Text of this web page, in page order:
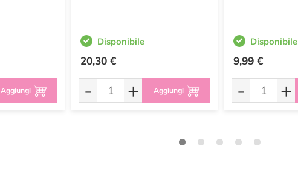
Aggiungi
Disponibile
20,30 €
- + Aggiungi
Disponibile
9,99 €
- +